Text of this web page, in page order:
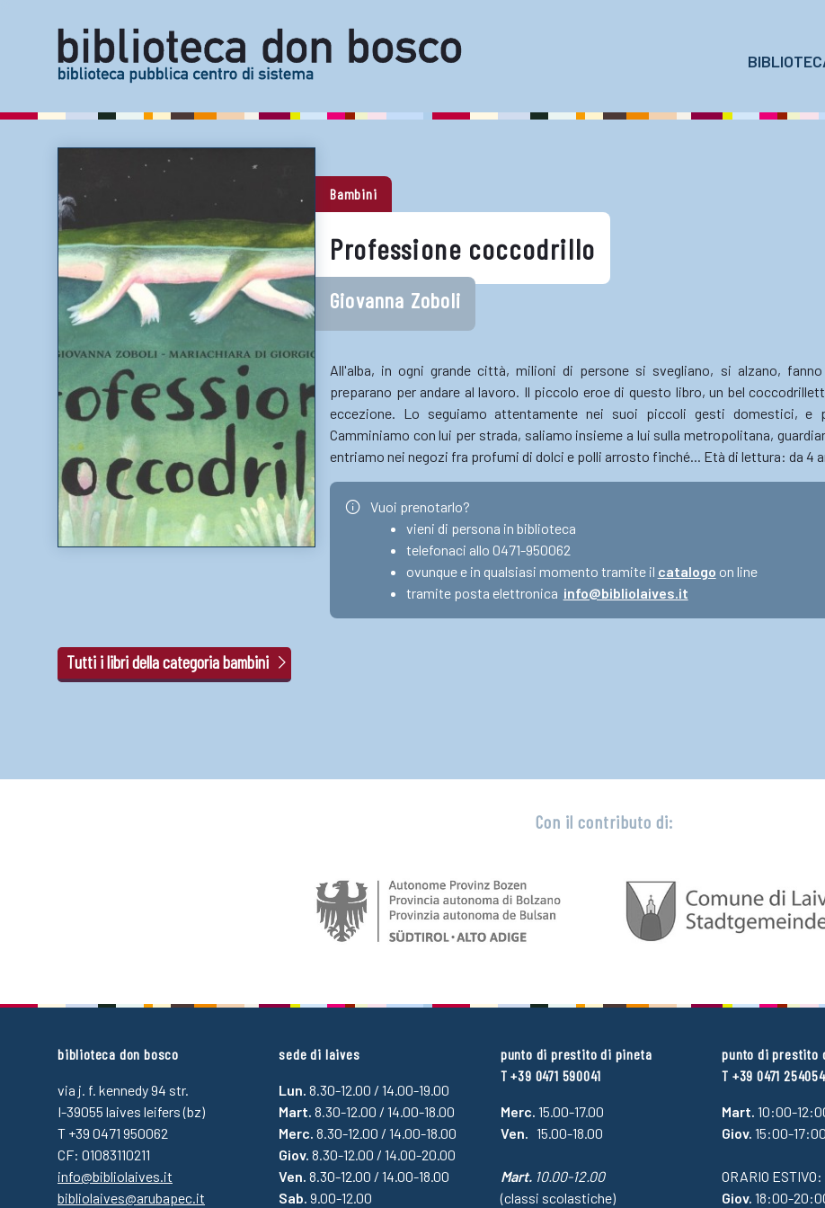
Bambini
Professione coccodrillo
Giovanna Zoboli
All'alba, in ogni grande città, milioni di persone si svegliano, si alzano,
preparano per andare al lavoro. Il piccolo eroe di questo libro, un bel
eccezione. Lo seguiamo attentamente nei suoi piccoli gesti domestici, e
Camminiamo con lui per strada, saliamo insieme a lui sulla metropolitana,
entriamo nei negozi fra profumi di dolci e polli arrosto finché... Età di lettura: da 4
Vuoi prenotarlo?
vieni di persona in biblioteca
telefonaci allo 0471-950062
ovunque e in qualsiasi momento tramite il catalogo on line
tramite posta elettronica info@bibliolaives.it
Tutti i libri della categoria bambini
Con il contributo di:
biblioteca don bosco
via j. f. kennedy 94 str.
I-39055 laives leifers (bz)
T +39 0471 950062
CF: 01083110211
info@bibliolaives.it
bibliolaives@arubapec.it
sede di laives
Lun.8.30-12.00 / 14.00-19.00
Mart.8.30-12.00 / 14.00-18.00
Merc. 8.30-12.00 / 14.00-18.00
Giov.8.30-12.00 / 14.00-20.00
Ven. 8.30-12.00 / 14.00-18.00
Sab. 9.00-12.00
punto di prestito di pineta
T +39 0471 590041
Merc. 15.00-17.00
Ven. 15.00-18.00
Mart. 10.00-12.00
(classi scolastiche)
punto di prestito
T +39 0471 254054
Mart. 10:00-
Giov. 15:00-17:00
ORARIO ESTIVO:
Giov. 18:00-